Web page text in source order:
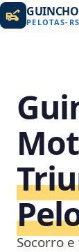
GUINCHO
PELOTAS- RS
Socorro